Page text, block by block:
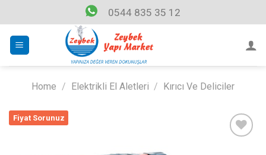
to
content
0544 835 35 12
Home / Elektrikli El Aletleri / Kırıcı Ve Deliciler
Fiyat Sorunuz